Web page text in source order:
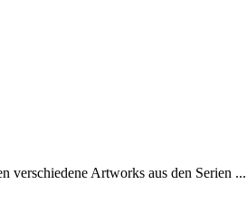
verschiedene Artworks aus den Serien ...